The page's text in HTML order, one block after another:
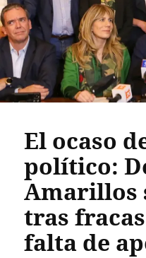
El ocaso
político:
Amarillos
tras
falta de